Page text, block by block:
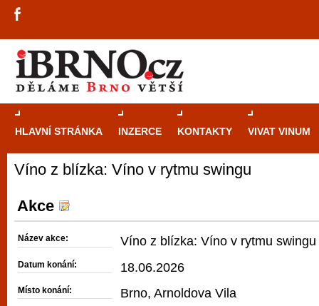
HLAVNÍ STRÁNKA INZERCE KONTAKTY VIVAT VINUM
Víno z blízka: Víno v rytmu swingu
Akce
Název akce: Víno z blízka: Víno v rytmu swingu
Datum konání: 18.06.2026
Místo konání: Brno, Arnoldova Vila
Průvodce
automaty
restaurace,